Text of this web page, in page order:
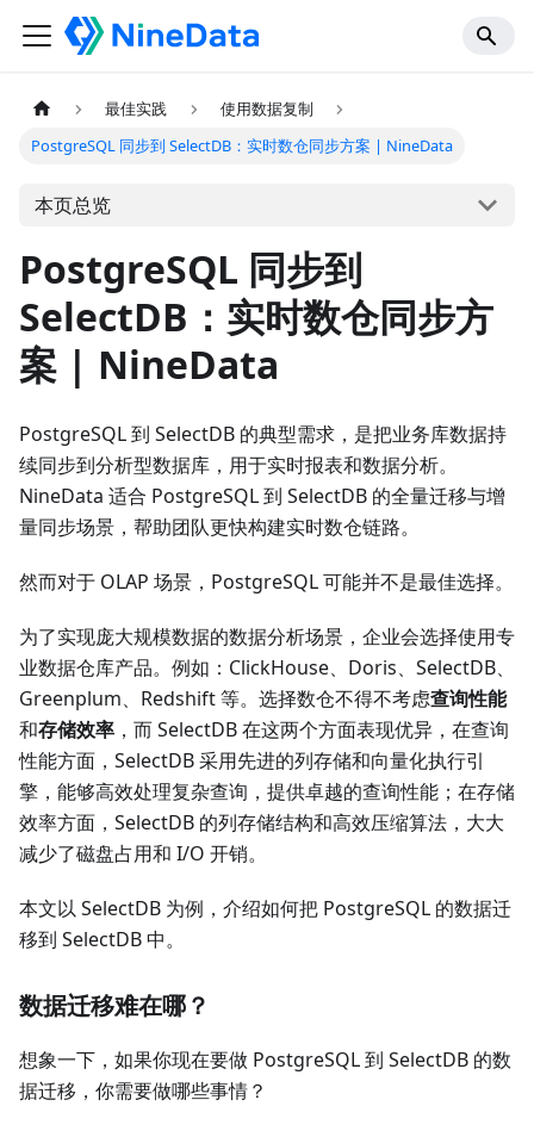
最佳实践
使用数据复制
PostgreSQL 同步到 SelectDB：实时数仓同步方案 | NineData
本页总览
PostgreSQL 同步到
SelectDB：实时数仓同步方
案 | NineData
PostgreSQL 到 SelectDB 的典型需求，是把业务库数据持
续同步到分析型数据库，用于实时报表和数据分析。
NineData 适合 PostgreSQL 到 SelectDB 的全量迁移与增
量同步场景，帮助团队更快构建实时数仓链路。
然而对于 OLAP 场景，PostgreSQL 可能并不是最佳选择。
为了实现庞大规模数据的数据分析场景，企业会选择使用专
业数据仓库产品。例如：ClickHouse、Doris、SelectDB、
Greenplum、Redshift 等。选择数仓不得不考虑查询性能
和存储效率 ，而 SelectDB 在这两个方面表现优异，在查询
性能方面，SelectDB 采用先进的列存储和向量化执行引
擎，能够高效处理复杂查询，提供卓越的查询性能；在存储
效率方面，SelectDB 的列存储结构和高效压缩算法，大大
减少了磁盘占用和 I/O 开销。
本文以 SelectDB 为例，介绍如何把 PostgreSQL 的数据迁
移到 SelectDB 中。
数据迁移难在哪？
想象一下，如果你现在要做 PostgreSQL 到 SelectDB 的数
据迁移，你需要做哪些事情？